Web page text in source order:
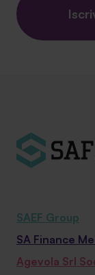
SAEF Group
SA Finance
Agevola Srl